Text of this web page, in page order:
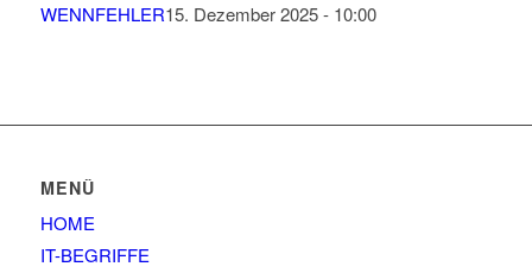
WENNFEHLER15. Dezember 2025 - 10:00
MENÜ
HOME
IT-BEGRIFFE